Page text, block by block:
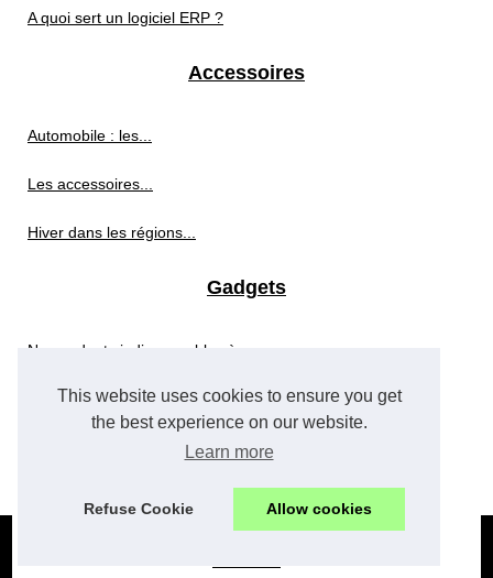
This website uses cookies to ensure you get
the best experience on our website.
Learn more
Refuse Cookie Allow cookies
A quoi sert un logiciel ERP ?
Accessoires
Automobile : les...
Les accessoires...
Hiver dans les régions...
Gadgets
Nos gadgets indispensables à...
Petit gadget sympa, le...
Le drone plait de plus en...